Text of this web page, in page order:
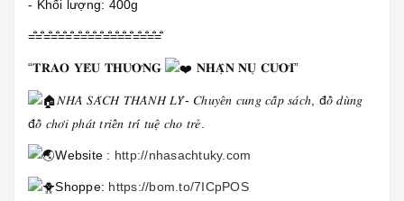
- Khối lượng: 400g
=̐̈=̐̈=̐̈=̐̈=̐̈=̐̈=̐̈=̐̈=̐̈=̐̈=̐̈=̐̈=̐̈=̐̈=̐̈=̐̈=̐̈=̐̈
“𝐓𝐑𝐀𝐎 𝐘𝐄̂𝐔 𝐓𝐇𝐔̛𝐎̛𝐍𝐆 𝐍𝐇𝐀̣̂𝐍 𝐍𝐔̣ 𝐂𝐔̛𝐎̛̀𝐈”
𝑁𝐻𝐴̀ 𝑆𝐴́𝐶𝐻 𝑇𝐻𝐴̀𝑁𝐻 𝐿𝑌́- 𝐶ℎ𝑢𝑦𝑒̂𝑛 𝑐𝑢𝑛𝑔 𝑐𝑎̂́𝑝 𝑠𝑎́𝑐ℎ, đ𝑜̂̀ 𝑑𝑢̀𝑛𝑔
đ𝑜̂̀ 𝑐ℎ𝑜̛𝑖 𝑝ℎ𝑎́𝑡 𝑡𝑟𝑖𝑒̂̉𝑛 𝑡𝑟𝑖́ 𝑡𝑢𝑒̣̂ 𝑐ℎ𝑜 𝑡𝑟𝑒̉.
Website : http://nhasachtuky.com
Shoppe: https://bom.to/7ICpPOS